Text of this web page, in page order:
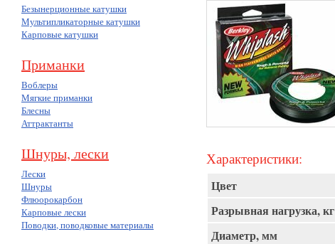
Безынерционные катушки
Мультипликаторные катушки
Карповые катушки
Приманки
Воблеры
Мягкие приманки
Блесны
Аттрактанты
Шнуры, лески
Лески
Шнуры
Флюорокарбон
Карповые лески
Поводки, поводковые материалы
Характеристики:
Цвет
Разрывная нагрузка, кг
Диаметр, мм